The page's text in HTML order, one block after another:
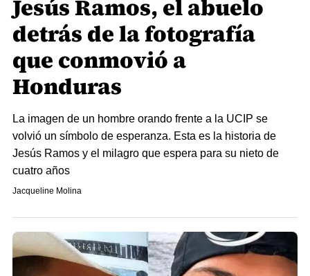
Jesús Ramos, el abuelo
detrás de la fotografía
que conmovió a
Honduras
La imagen de un hombre orando frente a la UCIP se
volvió un símbolo de esperanza. Esta es la historia de
Jesús Ramos y el milagro que espera para su nieto de
cuatro años
Jacqueline Molina